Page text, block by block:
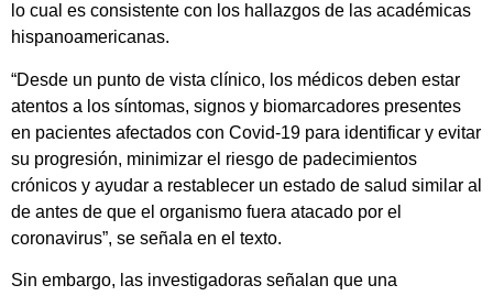
lo cual es consistente con los hallazgos de las académicas
hispanoamericanas.
“Desde un punto de vista clínico, los médicos deben estar
atentos a los síntomas, signos y biomarcadores presentes
en pacientes afectados con Covid-19 para identificar y evitar
su progresión, minimizar el riesgo de padecimientos
crónicos y ayudar a restablecer un estado de salud similar al
de antes de que el organismo fuera atacado por el
coronavirus”, se señala en el texto.
Sin embargo, las investigadoras señalan que una